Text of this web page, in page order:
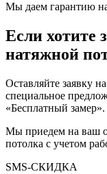
Мы даем гарантию
Если хотите
натяжной
Оставляйте заявку
специальное
«Бесплатный замер».
Мы приедем на ваш
потолка с учетом
SMS-СКИДКА